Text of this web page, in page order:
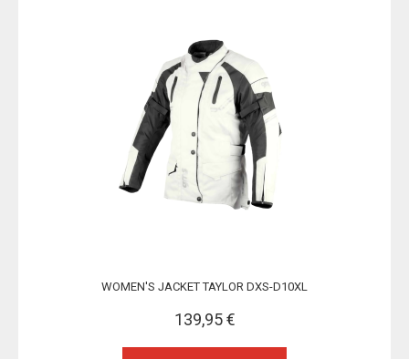
WOMEN'S JACKET TAYLOR DXS-D10XL
139,95 €